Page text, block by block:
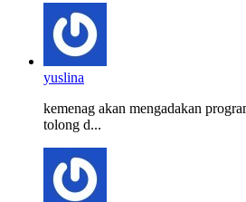
yuslina
kemenag akan mengadakan
tolong d...